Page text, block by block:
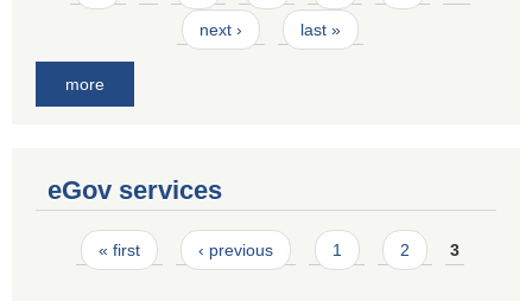
next › last »
more
eGov services
Pages
« first ‹ previous 1 2 3